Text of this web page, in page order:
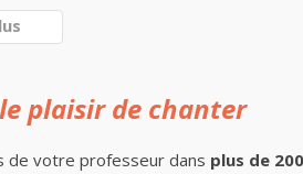
plaisir de chanter
de votre professeur dans plus de